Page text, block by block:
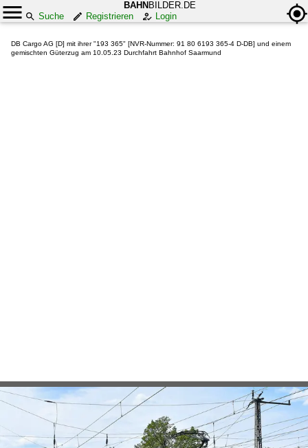
BAHN BILDER.DE
Suche
Registrieren Login
DB Cargo AG [D] mit ihrer "193 365" [NVR-Nummer: 91 80 6193 365-4 D-DB] und einem
gemischten Güterzug am 10.05.23 Durchfahrt Bahnhof Saarmund